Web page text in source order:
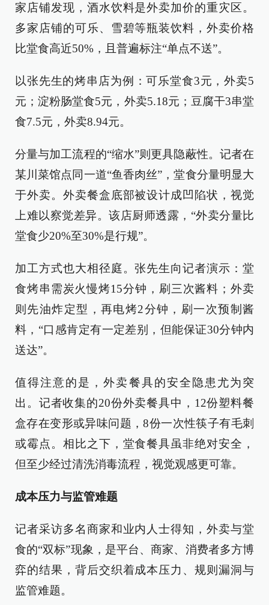
家店铺发现，酒水饮料是外卖加价的重灾区。
多家店铺的可乐、雪碧等瓶装饮料，外卖价格
比堂食高近50%，且普遍标注“单点不送”。
以张先生的烤串店为例：可乐堂食3元，外卖5
元；淀粉肠堂食5元，外卖5.18元；豆腐干3串堂
食7.5元，外卖8.94元。
分量与加工流程的“缩水”则更具隐蔽性。记者在
某川菜馆点同一道“鱼香肉丝”，堂食分量明显大
于外卖。外卖餐盒底部被设计成凹陷状，视觉
上难以察觉差异。该店厨师透露，“外卖分量比
堂食少20%至30%是行规”。
加工方式也大相径庭。张先生向记者演示：堂
食烤串需炭火慢烤15分钟，刷三次酱料；外卖
则先油炸定型，再电烤2分钟，刷一次预制酱
料，“口感肯定有一定差别，但能保证30分钟内
送达”。
值得注意的是，外卖餐具的安全隐患尤为突
出。记者收集的20份外卖餐具中，12份塑料餐
盒存在变形或异味问题，8份一次性筷子有毛刺
或霉点。相比之下，堂食餐具虽非绝对安全，
但至少经过清洗消毒流程，视觉观感更可靠。
成本压力与监管难题
记者采访多名商家和业内人士得知，外卖与堂
食的“双标”现象，是平台、商家、消费者多方博
弈的结果，背后交织着成本压力、规则漏洞与
监管难题。